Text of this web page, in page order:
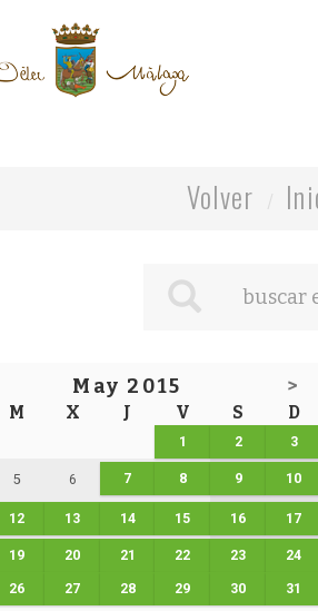
Volver
May 2015 >
M X J V S D
1 2 3
5 6 7 8 9 10
12 13 14 15 16 17
19 20 21 22 23 24
26 27 28 29 30 31